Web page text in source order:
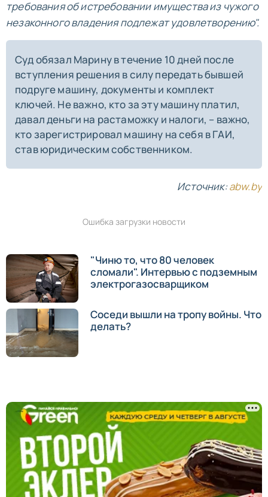
требования об истребовании имущества из чужого
незаконного владения подлежат удовлетворению".
Cуд обязал Марину в течение 10 дней после
вступления решения в силу передать бывшей
подруге машину, документы и комплект
ключей. Не важно, кто за эту машину платил,
давал деньги на растаможку и налоги, – важно,
кто зарегистрировал машину на себя в ГАИ,
став юридическим собственником.
Источник:abw.by
Ошибка загрузки новости
"Чиню то, что 80 человек
сломали". Интервью с подземным
электрогазосварщиком
Соседи вышли на тропу войны. Что
делать?